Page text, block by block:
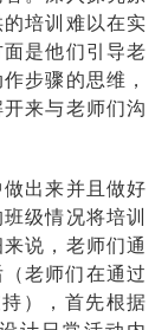
培训难以在实
面是他们引导老
步骤的思维，
来与老师们沟
出来并且做好
级情况将培训
说，老师们通
老师们在通过
），首先根据